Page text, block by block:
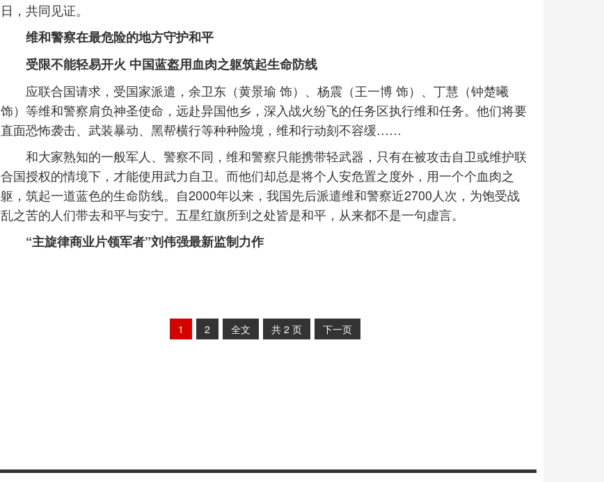
日，共同见证。
维和警察在最危险的地方守护和平
受限不能轻易开火 中国蓝盔用血肉之躯筑起生命防线
应联合国请求，受国家派遣，余卫东（黄景瑜 饰）、杨震（王一博 饰）、丁慧（钟楚曦
饰）等维和警察肩负神圣使命，远赴异国他乡，深入战火纷飞的任务区执行维和任务。他们将要
直面恐怖袭击、武装暴动、黑帮横行等种种险境，维和行动刻不容缓……
和大家熟知的一般军人、警察不同，维和警察只能携带轻武器，只有在被攻击自卫或维护联
合国授权的情境下，才能使用武力自卫。而他们却总是将个人安危置之度外，用一个个血肉之
躯，筑起一道蓝色的生命防线。自2000年以来，我国先后派遣维和警察近2700人次，为饱受战
乱之苦的人们带去和平与安宁。五星红旗所到之处皆是和平，从来都不是一句虚言。
“主旋律商业片领军者”刘伟强最新监制力作
1 2 全文 共 2 页 下一页